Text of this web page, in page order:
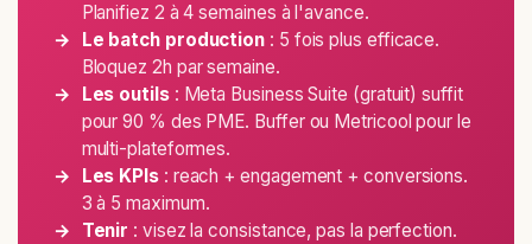
Planifiez 2 à 4 semaines à l'avance.
Le batch production : 5 fois plus efficace.
Bloquez 2h par semaine.
Les outils: Meta Business Suite (gratuit) suffit
pour 90 % des PME. Buffer ou Metricool pour le
multi-plateformes.
Les KPIs: reach + engagement + conversions.
3 à 5 maximum.
Tenir : visez la consistance, pas la perfection.